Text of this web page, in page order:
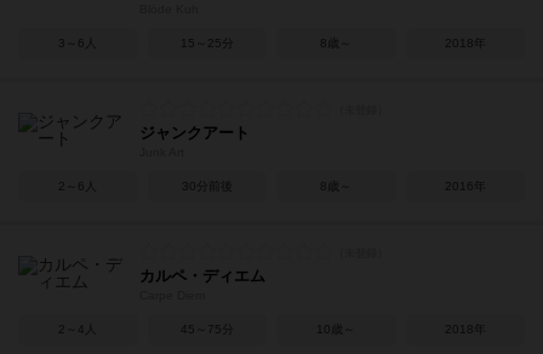
3～6人 15～25分 8歳～ 2018年
ジャンクアート
2～6人 30分前後 8歳～ 2016年
カルペ・ディエム
2～4人 45～75分 10歳～ 2018年